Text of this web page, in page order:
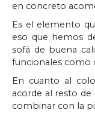
en concreto
Es el elemento
eso que hemos
sofá de buena
funcionales como
En cuanto al
acorde al resto
combinar con la